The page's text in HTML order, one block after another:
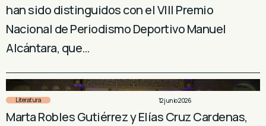
han sido distinguidos con el VIII Premio
Nacional de Periodismo Deportivo Manuel
Alcántara, que…
Literatura 12 junio 2026
Marta Robles Gutiérrez y Elías Cruz Cardenas,